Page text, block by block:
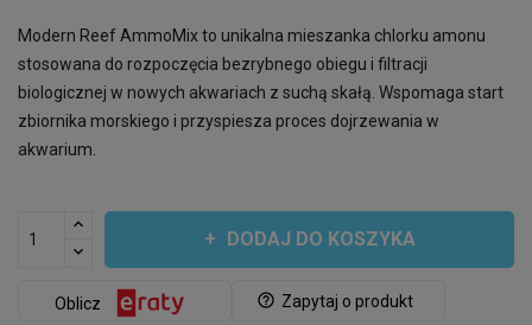
Modern Reef AmmoMix to unikalna mieszanka chlorku amonu
stosowana do rozpoczęcia bezrybnego obiegu i filtracji
biologicznej w nowych akwariach z suchą skałą. Wspomaga start
zbiornika morskiego i przyspiesza proces dojrzewania w
akwarium.
DODAJ DO KOSZYKA
help_outline Zapytaj o produkt
Oblicz